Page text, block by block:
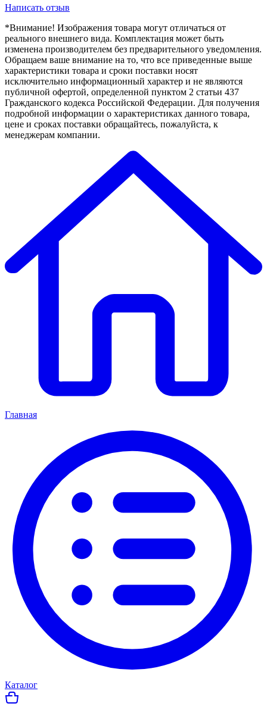
Написать отзыв
*Внимание! Изображения товара могут отличаться от
реального внешнего вида. Комплектация может быть
изменена производителем без предварительного уведомления.
Обращаем ваше внимание на то, что все приведенные выше
характеристики товара и сроки поставки носят
исключительно информационный характер и не являются
публичной офертой, определенной пунктом 2 статьи 437
Гражданского кодекса Российской Федерации. Для получения
подробной информации о характеристиках данного товара,
цене и сроках поставки обращайтесь, пожалуйста, к
менеджерам компании.
Главная
Каталог